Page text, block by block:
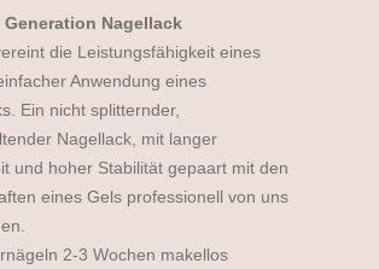
Generation Nagellack
die Leistungsfähigkeit eines
Anwendung eines
Ein nicht splitternder,
Nagellack, mit langer
und hoher Stabilität gepaart mit den
eines Gels professionell von uns
2-3 Wochen makellos